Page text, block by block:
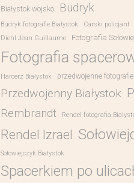
Białystok wojsko Budryk
Budryk fotografie Białystok
Carski policjant
Diehl Jean Guillaume
Fotografia
Fotografia
Harcerz Białystok przedwojenne
Przedwojenny Białystok
Rembrandt Rendel fotografia
Rendel Izrael
Sołowiejczyk Białystok
Spacerkiem po